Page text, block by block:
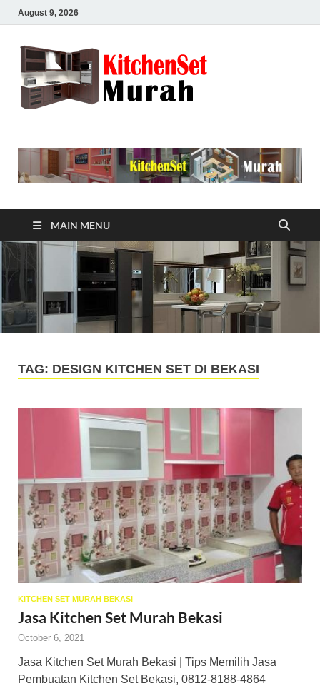
August 9, 2026
Murah
Bekasi
0812-
8188-
4864
(Telp/
MAIN MENU
TAG: DESIGN KITCHEN SET DI BEKASI
KITCHEN SET MURAH BEKASI
Jasa Kitchen Set Murah Bekasi
October 6, 2021
Jasa Kitchen Set Murah Bekasi | Tips Memilih Jasa
Pembuatan Kitchen Set Bekasi, 0812-8188-4864